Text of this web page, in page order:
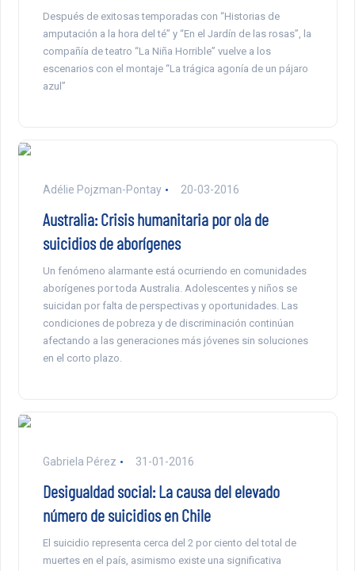
Después de exitosas temporadas con “Historias de
amputación a la hora del té” y “En el Jardín de las rosas”, la
compañía de teatro “La Niña Horrible” vuelve a los
escenarios con el montaje “La trágica agonía de un pájaro
azul”
Adélie Pojzman-Pontay 20-03-2016
Australia: Crisis humanitaria por ola de
suicidios de aborígenes
Un fenómeno alarmante está ocurriendo en comunidades
aborígenes por toda Australia. Adolescentes y niños se
suicidan por falta de perspectivas y oportunidades. Las
condiciones de pobreza y de discriminación continúan
afectando a las generaciones más jóvenes sin soluciones
en el corto plazo.
Gabriela Pérez 31-01-2016
Desigualdad social: La causa del elevado
número de suicidios en Chile
El suicidio representa cerca del 2 por ciento del total de
muertes en el país, asimismo existe una significativa